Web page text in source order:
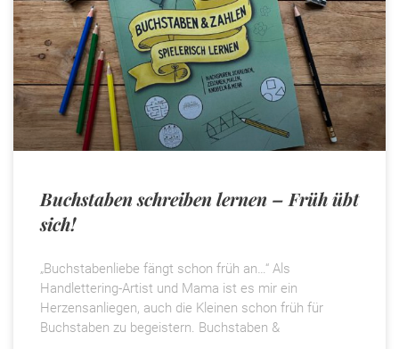
Buchstaben schreiben lernen – Früh übt
sich!
„Buchstabenliebe fängt schon früh an…“ Als
Handlettering-Artist und Mama ist es mir ein
Herzensanliegen, auch die Kleinen schon früh für
Buchstaben zu begeistern. Buchstaben &